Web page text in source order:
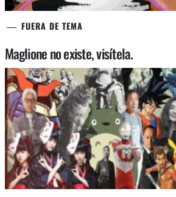
FUERA DE TEMA
Maglione no existe, visítela.